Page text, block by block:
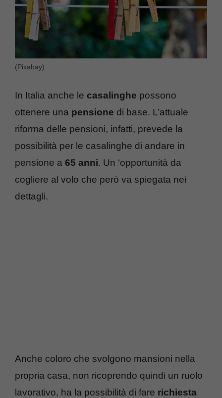
(Pixabay)
In Italia anche le casalinghe possono
ottenere una pensione di base. L’attuale
riforma delle pensioni, infatti, prevede la
possibilità per le casalinghe di andare in
pensione a 65 anni. Un ‘opportunità da
cogliere al volo che però va spiegata nei
dettagli.
Anche coloro che svolgono mansioni nella
propria casa, non ricoprendo quindi un ruolo
lavorativo, ha la possibilità di fare richiesta